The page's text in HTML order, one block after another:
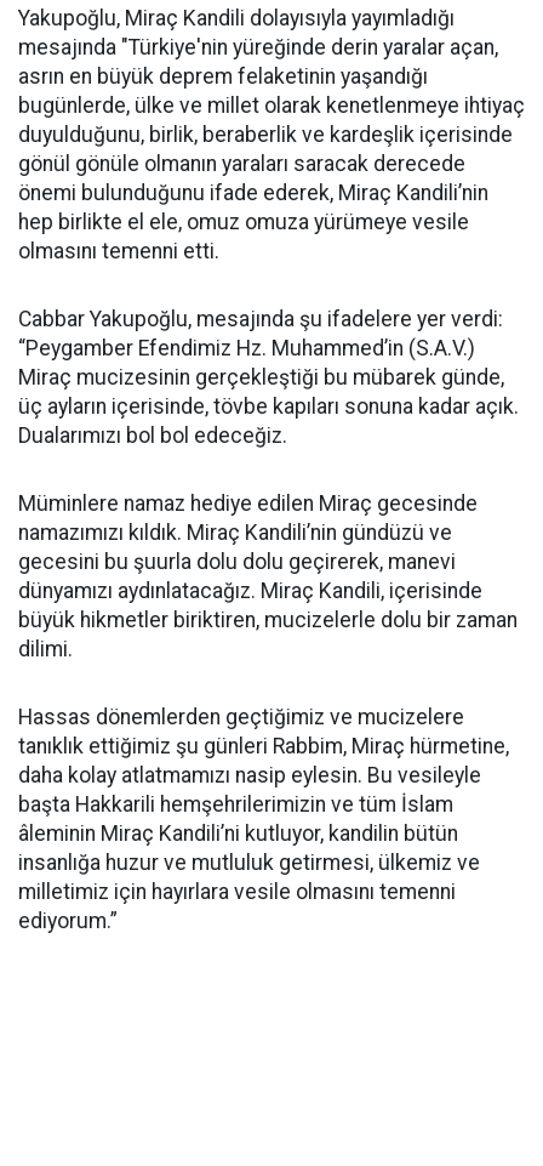
Yakupoğlu, Miraç Kandili dolayısıyla yayımladığı
mesajında "Türkiye'nin yüreğinde derin yaralar açan,
asrın en büyük deprem felaketinin yaşandığı
bugünlerde, ülke ve millet olarak kenetlenmeye ihtiyaç
duyulduğunu, birlik, beraberlik ve kardeşlik içerisinde
gönül gönüle olmanın yaraları saracak derecede
önemi bulunduğunu ifade ederek, Miraç Kandili’nin
hep birlikte el ele, omuz omuza yürümeye vesile
olmasını temenni etti.
Cabbar Yakupoğlu, mesajında şu ifadelere yer verdi:
“Peygamber Efendimiz Hz. Muhammed’in (S.A.V.)
Miraç mucizesinin gerçekleştiği bu mübarek günde,
üç ayların içerisinde, tövbe kapıları sonuna kadar açık.
Dualarımızı bol bol edeceğiz.
Müminlere namaz hediye edilen Miraç gecesinde
namazımızı kıldık. Miraç Kandili’nin gündüzü ve
gecesini bu şuurla dolu dolu geçirerek, manevi
dünyamızı aydınlatacağız. Miraç Kandili, içerisinde
büyük hikmetler biriktiren, mucizelerle dolu bir zaman
dilimi.
Hassas dönemlerden geçtiğimiz ve mucizelere
tanıklık ettiğimiz şu günleri Rabbim, Miraç hürmetine,
daha kolay atlatmamızı nasip eylesin. Bu vesileyle
başta Hakkarili hemşehrilerimizin ve tüm İslam
âleminin Miraç Kandili’ni kutluyor, kandilin bütün
insanlığa huzur ve mutluluk getirmesi, ülkemiz ve
milletimiz için hayırlara vesile olmasını temenni
ediyorum.”